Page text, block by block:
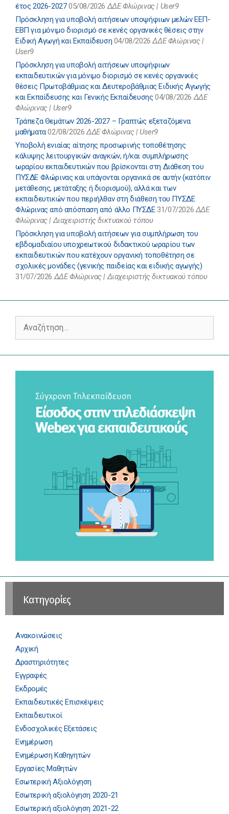
έτος 2026-2027 05/08/2026 ΔΔΕ Φλώρινας | User9
Πρόσκληση για υποβολή αιτήσεων υποψήφιων μελών ΕΕΠ-
ΕΒΠ για μόνιμο διορισμό σε κενές οργανικές θέσεις στην
Ειδική Αγωγή και Εκπαίδευση 04/08/2026 ΔΔΕ Φλώρινας |
User9
Πρόσκληση για υποβολή αιτήσεων υποψήφιων
εκπαιδευτικών για μόνιμο διορισμό σε κενές οργανικές
θέσεις Πρωτοβάθμιας και Δευτεροβάθμιας Ειδικής Αγωγής
και Εκπαίδευσης και Γενικής Εκπαίδευσης 04/08/2026 ΔΔΕ
Φλώρινας | User9
Τράπεζα Θεμάτων 2026-2027 – Γραπτώς εξεταζόμενα
μαθήματα 02/08/2026 ΔΔΕ Φλώρινας | User9
Υποβολή ενιαίας αίτησης προσωρινής τοποθέτησης
κάλυψης λειτουργικών αναγκών, ή/και συμπλήρωσης
ωραρίου εκπαιδευτικών που βρίσκονται στη Διάθεση του
ΠΥΣΔΕ Φλώρινας και υπάγονται οργανικά σε αυτήν (κατόπιν
μετάθεσης, μετάταξης ή διορισμού), αλλά και των
εκπαιδευτικών που περιήλθαν στη διάθεση του ΠΥΣΔΕ
Φλώρινας από απόσπαση από άλλο ΠΥΣΔΕ 31/07/2026 ΔΔΕ
Φλώρινας | Διαχειριστής δικτυακού τόπου
Πρόσκληση για υποβολή αιτήσεων για συμπλήρωση του
εβδομαδιαίου υποχρεωτικού διδακτικού ωραρίου των
εκπαιδευτικών που κατέχουν οργανική τοποθέτηση σε
σχολικές μονάδες (γενικής παιδείας και ειδικής αγωγής)
31/07/2026 ΔΔΕ Φλώρινας | Διαχειριστής δικτυακού τόπου
για:
Kατηγορίες
Ανακοινώσεις
Αρχική
Δραστηριότητες
Εγγραφές
Εκδρομές
Εκπαιδευτικές Επισκέψεις
Εκπαιδευτικοί
Ενδοσχολικές Εξετάσεις
Ενημέρωση
Ενημέρωση Καθηγητών
Εργασίες Μαθητών
Εσωτερική Αξιολόγηση
Εσωτερική αξιολόγηση 2020-21
Εσωτερική αξιολόγηση 2021-22